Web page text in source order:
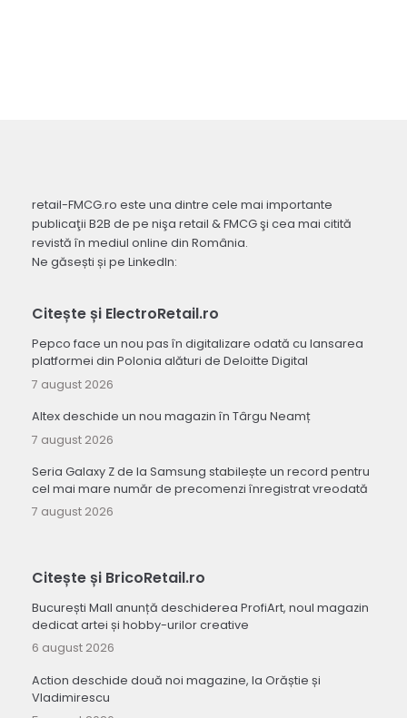
retail-FMCG.ro este una dintre cele mai importante
publicaţii B2B de pe nişa retail & FMCG şi cea mai citită
revistă în mediul online din România.
Ne găsești și pe LinkedIn:
Citește și ElectroRetail.ro
Pepco face un nou pas în digitalizare odată cu lansarea
platformei din Polonia alături de Deloitte Digital
7 august 2026
Altex deschide un nou magazin în Târgu Neamț
7 august 2026
Seria Galaxy Z de la Samsung stabilește un record pentru
cel mai mare număr de precomenzi înregistrat vreodată
7 august 2026
Citește și BricoRetail.ro
București Mall anunță deschiderea ProfiArt, noul magazin
dedicat artei și hobby-urilor creative
6 august 2026
Action deschide două noi magazine, la Orăștie și
Vladimirescu